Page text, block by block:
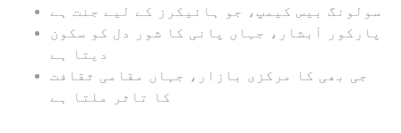
سولونگ بیس کیمپ، جو ہائیکرز کے لیے جنت ہے
پارکور آبشار، جہاں پانی کا شور دل کو سکون
دیتا ہے
جی بھی کا مرکزی بازار، جہاں مقامی ثقافت
کا تاثر ملتا ہے